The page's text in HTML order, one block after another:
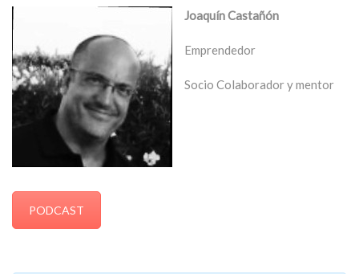
Joaquín Castañón
Emprendedor
Socio Colaborador y mentor
PODCAST